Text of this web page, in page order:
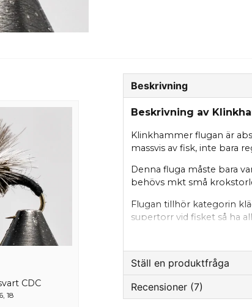
CDC
18
Beskrivning
Beskrivning av
Klinkhammer flugan är
massvis av fisk, inte bara
Denna fluga måste bara
behövs mkt små
Flugan tillhör kategorin
supertorr vid fisket så ha
Själv tycker jag pulvret är
vår sjö behöver man inte
presentation. Använd så
Ställ en produktfråga
question
Recensioner (7)